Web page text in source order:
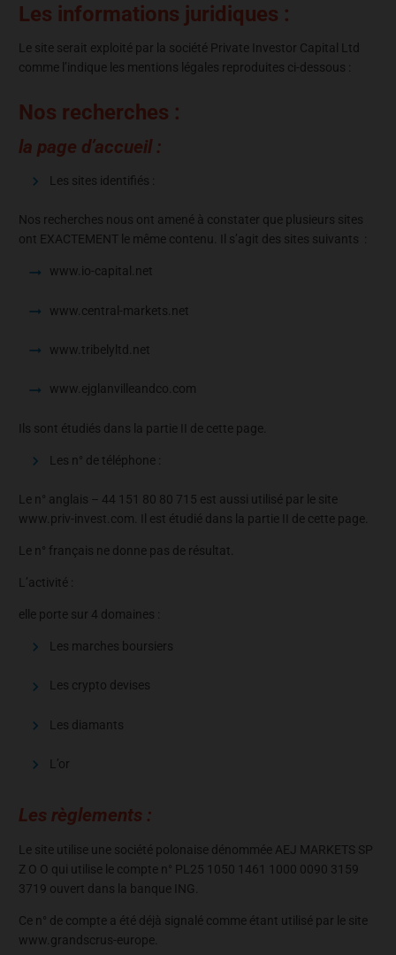
Les informations juridiques :
Le site serait exploité par la société Private Investor Capital Ltd
comme l’indique les mentions légales reproduites ci-dessous :
Nos recherches :
la page d’accueil :
Les sites identifiés :
Nos recherches nous ont amené à constater que plusieurs sites
ont EXACTEMENT le même contenu. Il s’agit des sites suivants :
www.io-capital.net
www.central-markets.net
www.tribelyltd.net
www.ejglanvilleandco.com
Ils sont étudiés dans la partie II de cette page.
Les n° de téléphone :
Le n° anglais – 44 151 80 80 715 est aussi utilisé par le site
www.priv-invest.com. Il est étudié dans la partie II de cette page.
Le n° français ne donne pas de résultat.
L’activité :
elle porte sur 4 domaines :
Les marches boursiers
Les crypto devises
Les diamants
L’or
Les règlements :
Le site utilise une société polonaise dénommée AEJ MARKETS SP
Z O O qui utilise le compte n° PL25 1050 1461 1000 0090 3159
3719 ouvert dans la banque ING.
Ce n° de compte a été déjà signalé comme étant utilisé par le site
www.grandscrus-europe.